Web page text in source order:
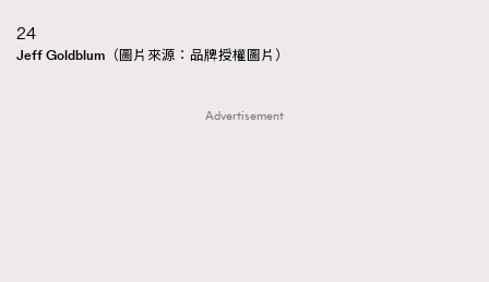
24
Jeff Goldblum（圖片來源：品牌授權圖片）
Advertisement